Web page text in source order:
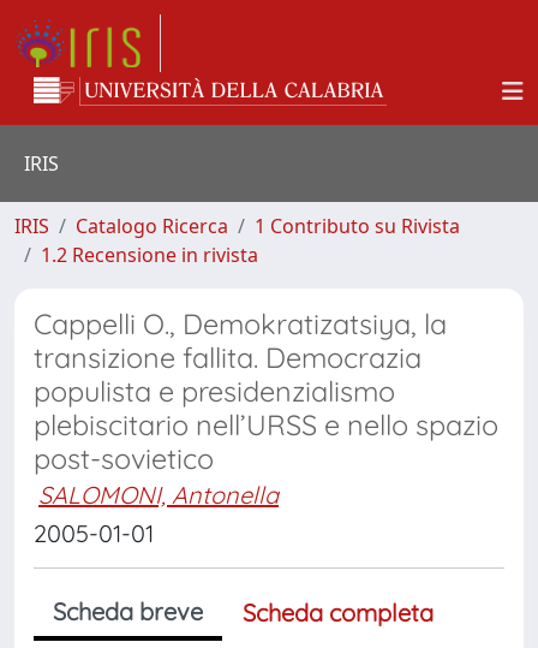
IRIS
IRIS Catalogo Ricerca
1 Contributo su Rivista
1.2 Recensione in rivista
Cappelli O., Demokratizatsiya, la
transizione fallita. Democrazia
populista e presidenzialismo
plebiscitario nell’URSS e nello spazio
post-sovietico
SALOMONI, Antonella
2005-01-01
Scheda breve
Scheda completa